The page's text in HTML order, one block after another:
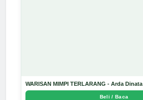
WARISAN MIMPI TERLARANG - Arda Dinata
Beli / Baca